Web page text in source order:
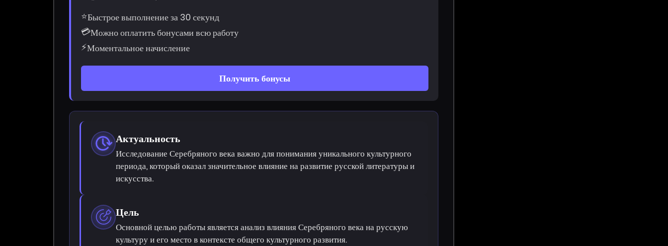
⭐Быстрое выполнение за 30 секунд
💳Можно оплатить бонусами всю работу
⚡Моментальное начисление
Получить бонусы
Актуальность
Исследование Серебряного века важно для понимания уникального культурного
периода, который оказал значительное влияние на развитие русской литературы и
искусства.
Цель
Основной целью работы является анализ влияния Серебряного века на русскую
культуру и его место в контексте общего культурного развития.